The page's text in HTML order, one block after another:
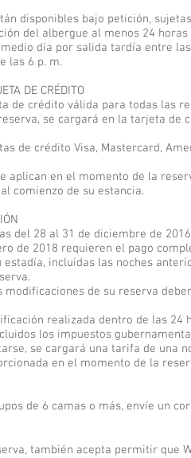
disponibles bajo petición,
del albergue al menos 24
día por salida tardía entre
las 6 p. m.
DE CRÉDITO
de crédito válida para todas las
se cargará en la tarjeta
de crédito Visa, Mastercard,
aplican en el momento de la
comienzo de su estancia.
del 28 al 31 de diciembre de
de 2018 requieren el pago
estadía, incluidas las noches
modificaciones de su reserva
realizada dentro de las
los impuestos
se cargará una tarifa de una
en el momento de la
de 6 camas o más, envíe un
también acepta permitir que